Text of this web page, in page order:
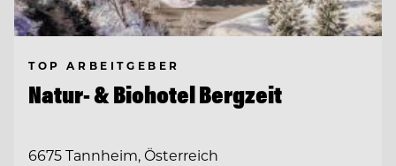
TOP ARBEITGEBER
Natur- & Biohotel Bergzeit
6675 Tannheim, Österreich